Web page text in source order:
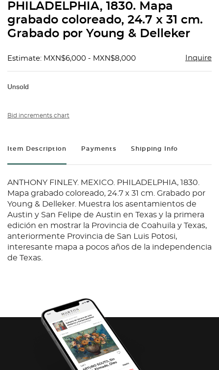
PHILADELPHIA, 1830. Mapa
grabado coloreado, 24.7 x 31 cm.
Grabado por Young & Delleker
Estimate: MXN$6,000 - MXN$8,000 Inquire
Unsold
Bid increments chart
Item Description Payments Shipping Info
ANTHONY FINLEY. MEXICO. PHILADELPHIA, 1830.
Mapa grabado coloreado, 24.7 x 31 cm. Grabado por
Young & Delleker. Muestra los asentamientos de
Austin y San Felipe de Austin en Texas y la primera
edición en mostrar la Provincia de Coahuila y Texas,
anteriormente Provincia de San Luis Potosi,
interesante mapa a pocos años de la independencia
de Texas.